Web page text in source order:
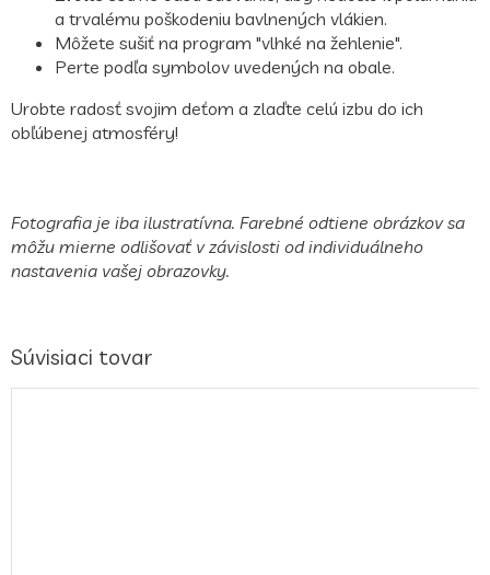
a trvalému poškodeniu bavlnených vlákien.
Môžete sušiť na program "vlhké na žehlenie".
Perte podľa symbolov uvedených na obale.
Urobte radosť svojim deťom a zlaďte celú izbu do ich
obľúbenej atmosféry!
Fotografia je iba ilustratívna. Farebné odtiene obrázkov sa
môžu mierne odlišovať v závislosti od individuálneho
nastavenia vašej obrazovky.
Súvisiaci tovar